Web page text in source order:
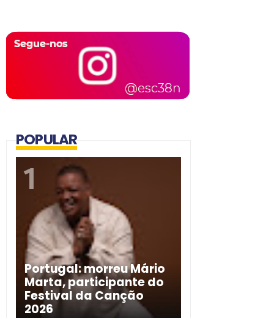
POPULAR
Portugal: morreu Mário
Marta, participante do
Festival da Canção
2026